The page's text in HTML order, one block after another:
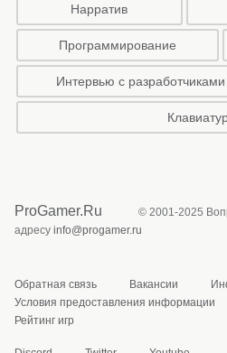
Нарратив
Программирование
Интервью с разработчиками
ProGamer.Ru
© 2001-2025
адресу info@progamer.ru
Обратная связь Вакансии
Условия предоставления информации
Рейтинг игр